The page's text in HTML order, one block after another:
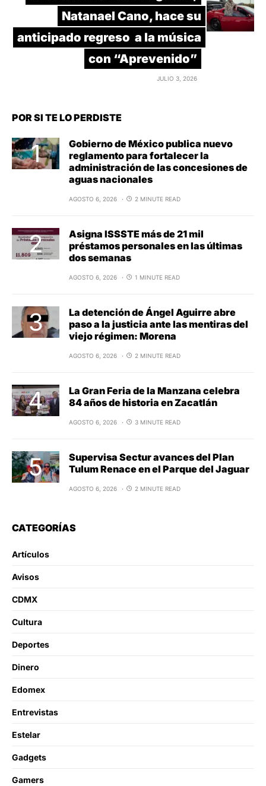
Natanael Cano, hace su
anticipado regreso a la música
con “Aprevenido”
JULIO 3, 2026
POR SI TE LO PERDISTE
Gobierno de México publica nuevo
reglamento para fortalecer la
administración de las concesiones de
aguas nacionales
AGOSTO 6, 2026 2 MINUTE READ
Asigna ISSSTE más de 21 mil
préstamos personales en las últimas
dos semanas
AGOSTO 6, 2026 1 MINUTE READ
La detención de Ángel Aguirre abre
paso a la justicia ante las mentiras del
viejo régimen: Morena
AGOSTO 6, 2026 2 MINUTE READ
La Gran Feria de la Manzana celebra
84 años de historia en Zacatlán
AGOSTO 6, 2026 3 MINUTE READ
Supervisa Sectur avances del Plan
Tulum Renace en el Parque del Jaguar
AGOSTO 6, 2026 2 MINUTE READ
CATEGORÍAS
Artículos
Avisos
CDMX
Cultura
Deportes
Dinero
Edomex
Entrevistas
Estelar
Gadgets
Gamers